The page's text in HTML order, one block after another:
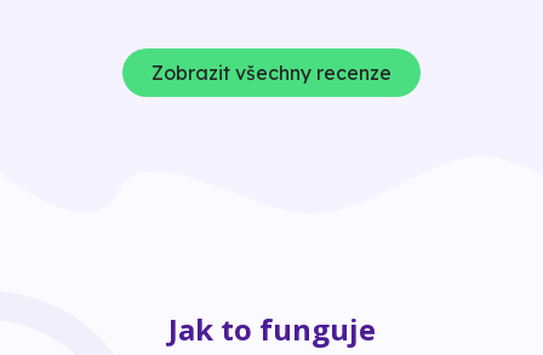
Zobrazit všechny recenze
Jak to funguje